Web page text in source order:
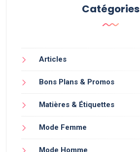
Catégories
Articles
Bons Plans & Promos
Matières & Étiquettes
Mode Femme
Mode Homme